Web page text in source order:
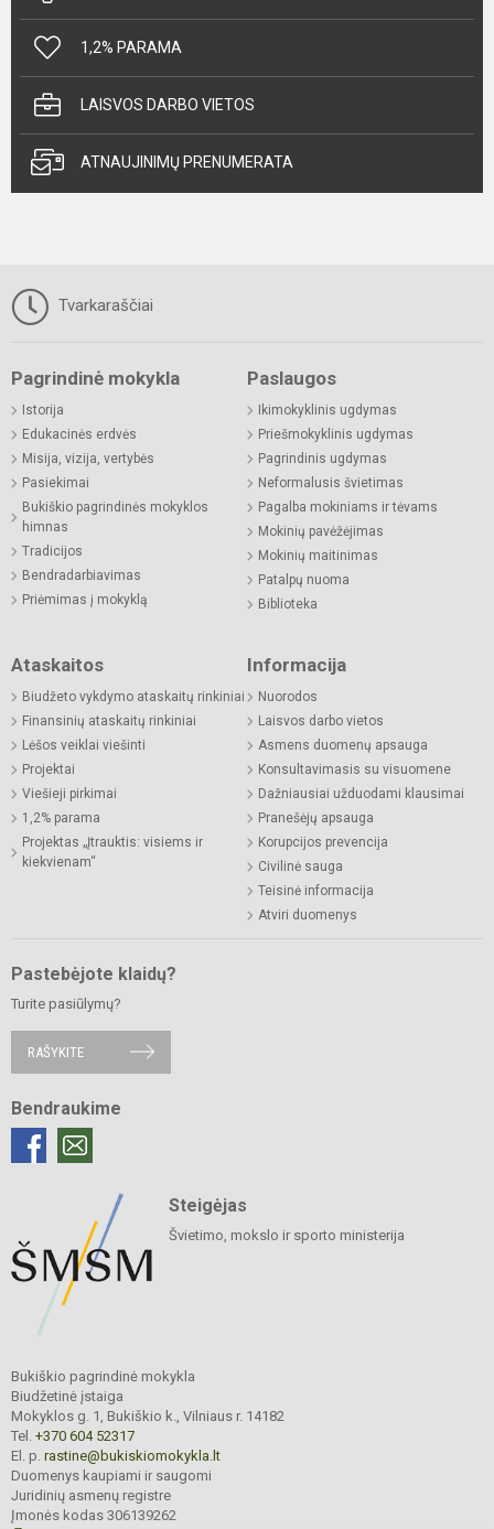
1,2% PARAMA
LAISVOS DARBO VIETOS
ATNAUJINIMŲ PRENUMERATA
Tvarkaraščiai
Pagrindinė mokykla
Istorija
Edukacinės erdvės
Misija, vizija, vertybės
Pasiekimai
Bukiškio pagrindinės mokyklos
himnas
Tradicijos
Bendradarbiavimas
Priėmimas į mokyklą
Paslaugos
Ikimokyklinis ugdymas
Priešmokyklinis ugdymas
Pagrindinis ugdymas
Neformalusis švietimas
Pagalba mokiniams ir tėvams
Mokinių pavėžėjimas
Mokinių maitinimas
Patalpų nuoma
Biblioteka
Ataskaitos
Biudžeto vykdymo ataskaitų rinkiniai
Finansinių ataskaitų rinkiniai
Lėšos veiklai viešinti
Projektai
Viešieji pirkimai
1,2% parama
Projektas „Įtrauktis: visiems ir
kiekvienam“
Informacija
Nuorodos
Laisvos darbo vietos
Asmens duomenų apsauga
Konsultavimasis su visuomene
Dažniausiai užduodami klausimai
Pranešėjų apsauga
Korupcijos prevencija
Civilinė sauga
Teisinė informacija
Atviri duomenys
Pastebėjote klaidų?
Turite pasiūlymų?
RAŠYKITE
Bendraukime
Steigėjas
Švietimo, mokslo ir sporto ministerija
Bukiškio pagrindinė mokykla
Biudžetinė įstaiga
Mokyklos g. 1, Bukiškio k., Vilniaus r. 14182
Tel. +370 604 52317
El. p. rastine@bukiskiomokykla.lt
Duomenys kaupiami ir saugomi
Juridinių asmenų registre
Įmonės kodas 306139262